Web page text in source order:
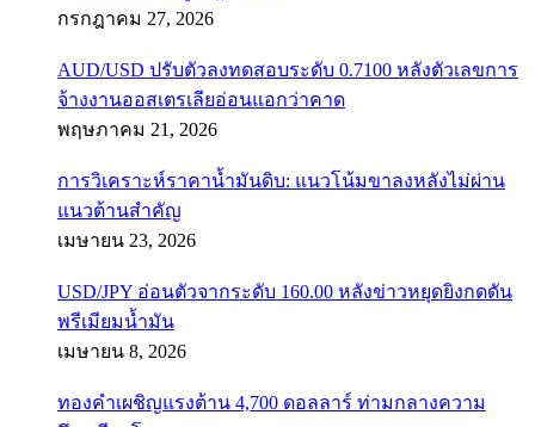
กรกฎาคม 27, 2026
AUD/USD ปรับตัวลงทดสอบระดับ 0.7100 หลังตัวเลขการ
จ้างงานออสเตรเลียอ่อนแอกว่าคาด
พฤษภาคม 21, 2026
การวิเคราะห์ราคาน้ำมันดิบ: แนวโน้มขาลงหลังไม่ผ่าน
แนวต้านสำคัญ
เมษายน 23, 2026
USD/JPY อ่อนตัวจากระดับ 160.00 หลังข่าวหยุดยิงกดดัน
พรีเมียมน้ำมัน
เมษายน 8, 2026
ทองคำเผชิญแรงต้าน 4,700 ดอลลาร์ ท่ามกลางความ